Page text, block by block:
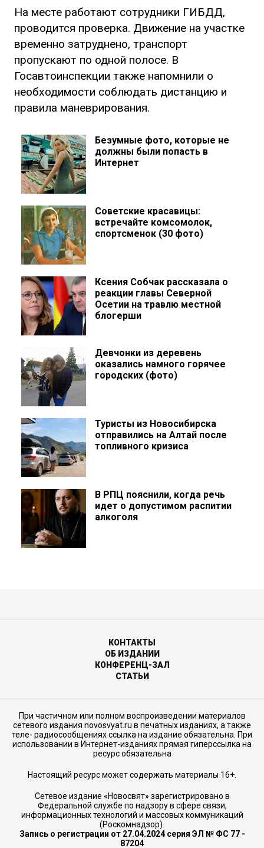
На месте работают сотрудники ГИБДД,
проводится проверка. Движение на участке
временно затруднено, транспорт
пропускают по одной полосе. В
Госавтоинспекции также напомнили о
необходимости соблюдать дистанцию и
правила маневрирования.
Безумные фото, которые не
должны были попасть в
Интернет
Советские красавицы:
встречайте комсомолок,
спортсменок (30 фото)
Ксения Собчак рассказала о
реакции главы Северной
Осетии на травлю местной
блогерши
Девчонки из деревень
оказались намного горячее
городских (фото)
Туристы из Новосибирска
отправились на Алтай после
топливного кризиса
В РПЦ пояснили, когда речь
идет о допустимом распитии
алкоголя
КОНТАКТЫ
ОБ ИЗДАНИИ
КОНФЕРЕНЦ-ЗАЛ
СТАТЬИ
При частичном или полном воспроизведении материалов
сетевого издания novosvyat.ru в печатных изданиях, а также
теле- радиосообщениях ссылка на издание обязательна. При
использовании в Интернет-изданиях прямая гиперссылка на
ресурс обязательна
Настоящий ресурс может содержать материалы 16+.
Сетевое издание «Новосвят» зарегистрировано в
Федеральной службе по надзору в сфере связи,
информационных технологий и массовых коммуникаций
(Роскомнадзор).
Запись о регистрации от 27.04.2024 серия ЭЛ № ФС 77 -
87204